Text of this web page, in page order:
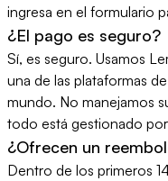
ingresa en el formulario
¿El pago es seguro?
Sí, es seguro. Usamos
una de las plataformas
mundo. No manejamos
todo está gestionado
¿Ofrecen un
Dentro de los primeros